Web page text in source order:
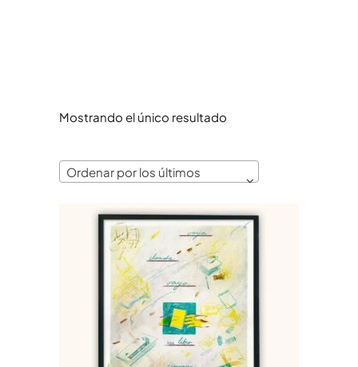
Mostrando el único resultado
Ordenar por los últimos
Ese libro – Print A3 Risografía
3 tintas
25,00€
AÑADIR AL CARRITO